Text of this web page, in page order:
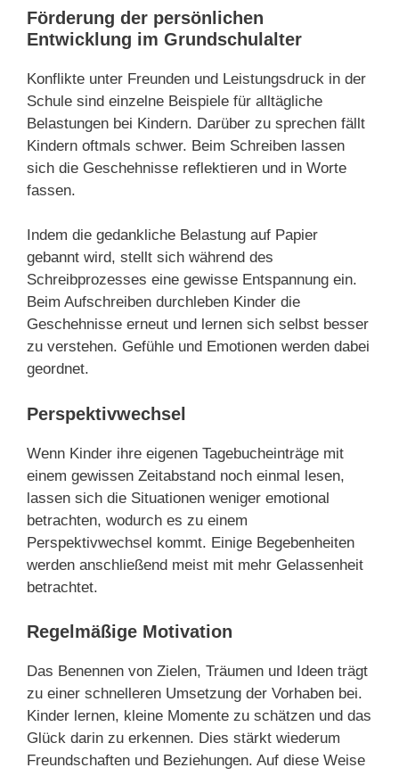
Förderung der persönlichen
Entwicklung im Grundschulalter
Konflikte unter Freunden und Leistungsdruck in der
Schule sind einzelne Beispiele für alltägliche
Belastungen bei Kindern. Darüber zu sprechen fällt
Kindern oftmals schwer. Beim Schreiben lassen
sich die Geschehnisse reflektieren und in Worte
fassen.
Indem die gedankliche Belastung auf Papier
gebannt wird, stellt sich während des
Schreibprozesses eine gewisse Entspannung ein.
Beim Aufschreiben durchleben Kinder die
Geschehnisse erneut und lernen sich selbst besser
zu verstehen. Gefühle und Emotionen werden dabei
geordnet.
Perspektivwechsel
Wenn Kinder ihre eigenen Tagebucheinträge mit
einem gewissen Zeitabstand noch einmal lesen,
lassen sich die Situationen weniger emotional
betrachten, wodurch es zu einem
Perspektivwechsel kommt. Einige Begebenheiten
werden anschließend meist mit mehr Gelassenheit
betrachtet.
Regelmäßige Motivation
Das Benennen von Zielen, Träumen und Ideen trägt
zu einer schnelleren Umsetzung der Vorhaben bei.
Kinder lernen, kleine Momente zu schätzen und das
Glück darin zu erkennen. Dies stärkt wiederum
Freundschaften und Beziehungen. Auf diese Weise